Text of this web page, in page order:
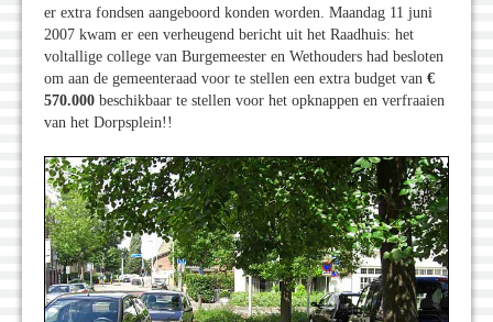
er extra fondsen aangeboord konden worden. Maandag 11 juni
2007 kwam er een verheugend bericht uit het Raadhuis: het
voltallige college van Burgemeester en Wethouders had besloten
om aan de gemeenteraad voor te stellen een extra budget van €
570.000 beschikbaar te stellen voor het opknappen en verfraaien
van het Dorpsplein!!